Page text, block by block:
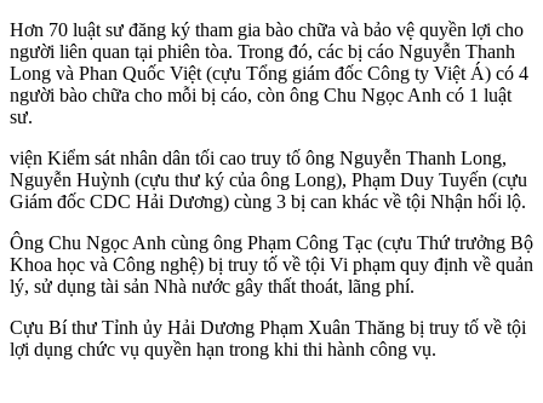
Hơn 70 luật sư đăng ký tham gia bào chữa và bảo vệ quyền lợi cho
người liên quan tại phiên tòa. Trong đó, các bị cáo Nguyễn Thanh
Long và Phan Quốc Việt (cựu Tổng giám đốc Công ty Việt Á) có 4
người bào chữa cho mỗi bị cáo, còn ông Chu Ngọc Anh có 1 luật
sư.
viện Kiểm sát nhân dân tối cao truy tố ông Nguyễn Thanh Long,
Nguyễn Huỳnh (cựu thư ký của ông Long), Phạm Duy Tuyến (cựu
Giám đốc CDC Hải Dương) cùng 3 bị can khác về tội Nhận hối lộ.
Ông Chu Ngọc Anh cùng ông Phạm Công Tạc (cựu Thứ trưởng Bộ
Khoa học và Công nghệ) bị truy tố về tội Vi phạm quy định về quản
lý, sử dụng tài sản Nhà nước gây thất thoát, lãng phí.
Cựu Bí thư Tỉnh ủy Hải Dương Phạm Xuân Thăng bị truy tố về tội
lợi dụng chức vụ quyền hạn trong khi thi hành công vụ.